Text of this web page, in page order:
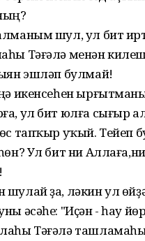
шул, ул бит
Тәғәлә менән
эшләп булмай!
икенсеһен
ул бит юлға сығыр
тапҡыр уҡый. Тейеп
Ул бит ни
ҙа, ләкин ул
әсәһе: "Иҫән - һау
Тәғәлә